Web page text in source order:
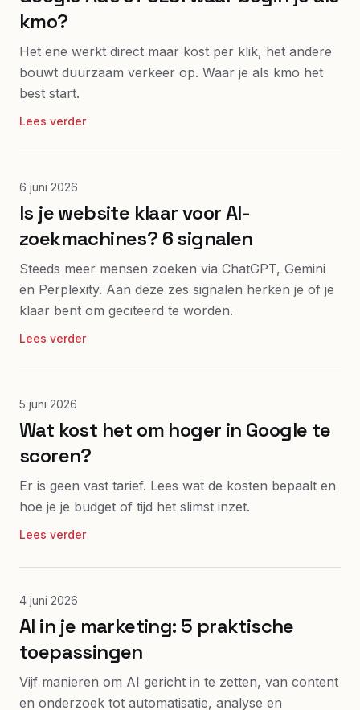
kmo?
Het ene werkt direct maar kost per klik, het andere
bouwt duurzaam verkeer op. Waar je als kmo het
best start.
Lees verder
6 juni 2026
Is je website klaar voor AI-
zoekmachines? 6 signalen
Steeds meer mensen zoeken via ChatGPT, Gemini
en Perplexity. Aan deze zes signalen herken je of je
klaar bent om geciteerd te worden.
Lees verder
5 juni 2026
Wat kost het om hoger in Google te
scoren?
Er is geen vast tarief. Lees wat de kosten bepaalt en
hoe je je budget of tijd het slimst inzet.
Lees verder
4 juni 2026
AI in je marketing: 5 praktische
toepassingen
Vijf manieren om AI gericht in te zetten, van content
en onderzoek tot automatisatie, analyse en